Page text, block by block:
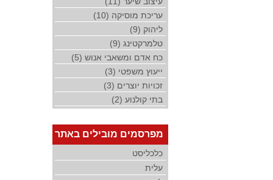
עריכת מוסיקה (10)
ליהוק (9)
טלמרקטינג (9)
כח אדם ומשאבי אנוש (5)
ייעוץ משפטי (3)
זכויות יוצרים (3)
בתי קולנוע (2)
מפרסמים מובילים באתר
כלכליסט
עלית